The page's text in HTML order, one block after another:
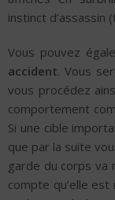
instinct d’assassin
Vous pouvez
accident. Vous
vous procédez
comportement
Si une cible
que par la suite
garde du corps
compte qu’elle